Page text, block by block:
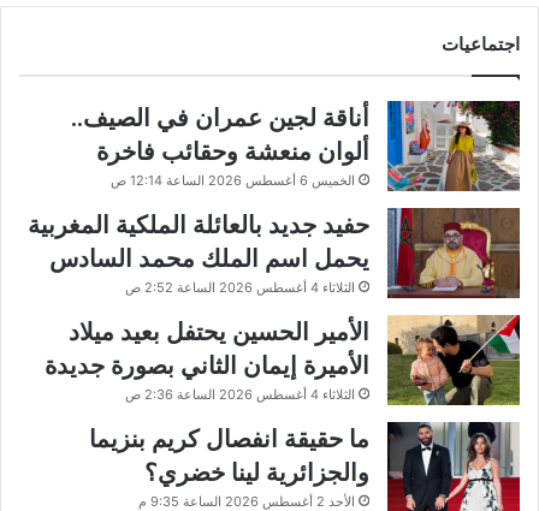
اجتماعيات
أناقة لجين عمران في الصيف..
ألوان منعشة وحقائب فاخرة
الخميس 6 أغسطس 2026 الساعة 12:14 ص
حفيد جديد بالعائلة الملكية المغربية
يحمل اسم الملك محمد السادس
الثلاثاء 4 أغسطس 2026 الساعة 2:52 ص
الأمير الحسين يحتفل بعيد ميلاد
الأميرة إيمان الثاني بصورة جديدة
الثلاثاء 4 أغسطس 2026 الساعة 2:36 ص
ما حقيقة انفصال كريم بنزيما
والجزائرية لينا خضري؟
الأحد 2 أغسطس 2026 الساعة 9:35 م